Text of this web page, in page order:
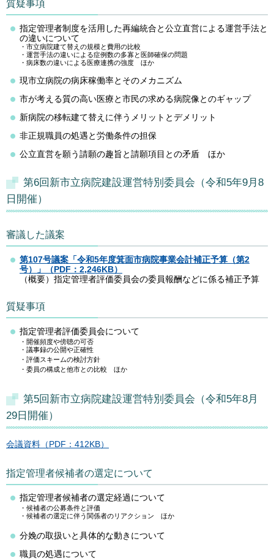
質疑事項
指定管理者制度を活用した再編統合と公立直営による運営手法と
の違いについて
・市立病院建て替えの規模と費用の比較
・運営手法の違いによる症例数の多寡と医師確保の問題
・病床数の違いによる医療連携の強度
ほか
現市立病院の病床稼働率とそのメカニズム
市が考える質の高い医療と市民の求める病院像とのギャップ
新病院の移転建て替えに伴うメリットとデメリット
非正規職員の処遇と労働条件の担保
公立直営を願う請願の趣旨と請願項目との矛盾
ほか
第6回新市立病院建設運営特別委員会（令和5年9月8
日開催）
審議した議案
第107号議案「令和5年度箕面市病院事業会計補正予算（第2
号）」（PDF：2,246KB）
（概要）指定管理者評価委員会の委員報酬などに係る補正予算
質疑事項
指定管理者評価委員会について
・開催頻度や傍聴の可否
・議事録の公開や正確性
・評価スキームの検討方針
・委員の構成と他市との比較 ほか
第5回新市立病院建設運営特別委員会（令和5年8月
29日開催）
会議資料（PDF：412KB）
指定管理者候補者の選定について
指定管理者候補者の選定経過について
・候補者の公募条件と評価
・候補者の選定に伴う関係者のリアクション ほか
分娩の取扱いと具体的な動きについて
職員の処遇について